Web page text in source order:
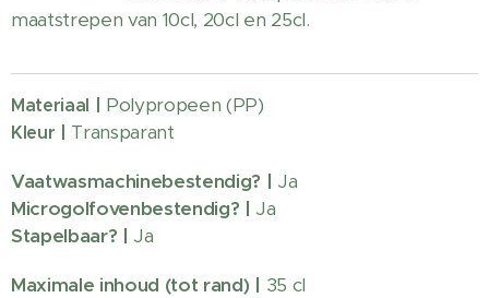
maatstrepen van 10cl, 20cl en 25cl.
Materiaal | Polypropeen (PP)
Kleur | Transparant
Vaatwasmachinebestendig? | Ja
Microgolfovenbestendig? | Ja
Stapelbaar? | Ja
Maximale inhoud (tot rand) | 35 cl